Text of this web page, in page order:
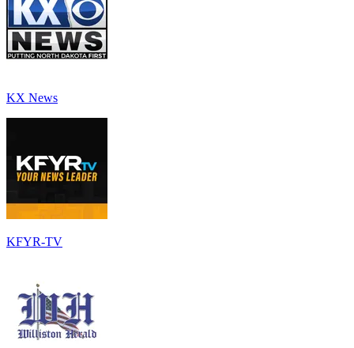
KX News
KFYR-TV